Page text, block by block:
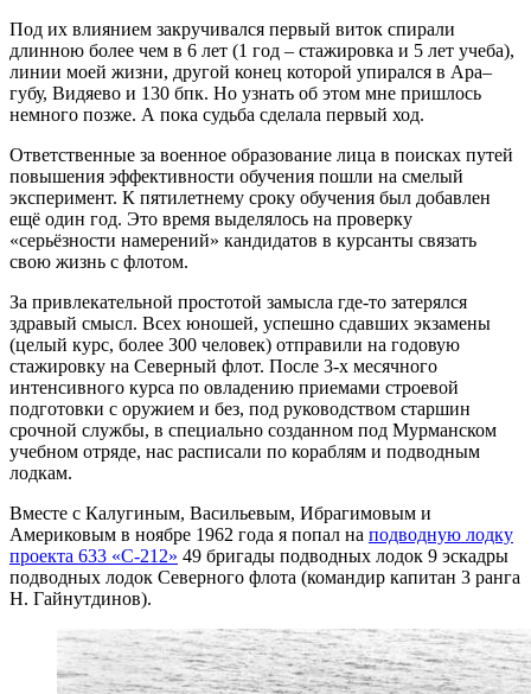
Под их влиянием закручивался первый виток спирали
длинною более чем в 6 лет (1 год – стажировка и 5 лет учеба),
линии моей жизни, другой конец которой упирался в Ара–
губу, Видяево и 130 бпк. Но узнать об этом мне пришлось
немного позже. А пока судьба сделала первый ход.
Ответственные за военное образование лица в поисках путей
повышения эффективности обучения пошли на смелый
эксперимент. К пятилетнему сроку обучения был добавлен
ещё один год. Это время выделялось на проверку
«серьёзности намерений» кандидатов в курсанты связать
свою жизнь с флотом.
За привлекательной простотой замысла где-то затерялся
здравый смысл. Всех юношей, успешно сдавших экзамены
(целый курс, более 300 человек) отправили на годовую
стажировку на Северный флот. После 3-х месячного
интенсивного курса по овладению приемами строевой
подготовки с оружием и без, под руководством старшин
срочной службы, в специально созданном под Мурманском
учебном отряде, нас расписали по кораблям и подводным
лодкам.
Вместе с Калугиным, Васильевым, Ибрагимовым и
Америковым в ноябре 1962 года я попал на подводную лодку
проекта 633 «С-212» 49 бригады подводных лодок 9 эскадры
подводных лодок Северного флота (командир капитан 3 ранга
Н. Гайнутдинов).